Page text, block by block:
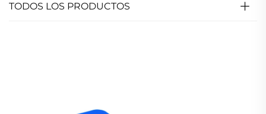
TODOS LOS PRODUCTOS